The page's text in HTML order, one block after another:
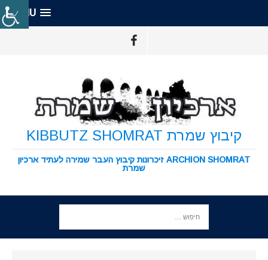
MENU
קיבוץ שמרת KIBBUTZ SHOMRAT
ARCHION SHOMRAT זיכרונות קיבוץ העבר שמירה לעתיד ארכיון
שמרת